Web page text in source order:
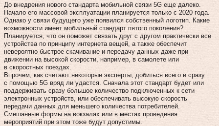
До внедрения нового стандарта мобильной связи 5G еще далеко.
Начало его массовой эксплуатации планируется только с 2020 года.
Однако у связи будущего уже появился собственный логотип. Какие
возможности имеет мобильный стандарт пятого поколения?
Планируется, что он поможет связать друг с другом практически все
устройства по принципу интернета вещей, а также обеспечит
невероятно быстрое скачивание и передачу данных даже при
движении на высокой скорости, например, в самолете или
в скоростных поездах.
Впрочем, как считают некоторые эксперты, добиться всего и сразу
с помощью 5G вряд ли удастся. Сначала этот стандарт будет или
поддерживать сразу большое количество подключенных к сети
электронных устройств, или обеспечивать высокую скорость
передачи данных для меньшего количества потребителей.
Смешанные формы на вокзалах или в местах проведения
мероприятий при этом тоже будут допустимы.